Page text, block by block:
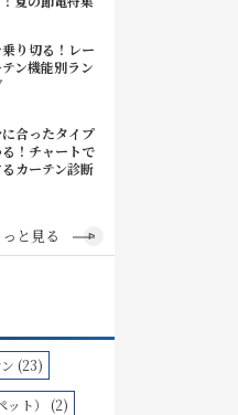
り切る！レー
ン機能別ラン
に合ったタイプ
！チャートで
カーテン診断
っと見る
(23)
ット） (2)